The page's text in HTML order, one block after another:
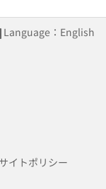
Language：English
サイトポリシー